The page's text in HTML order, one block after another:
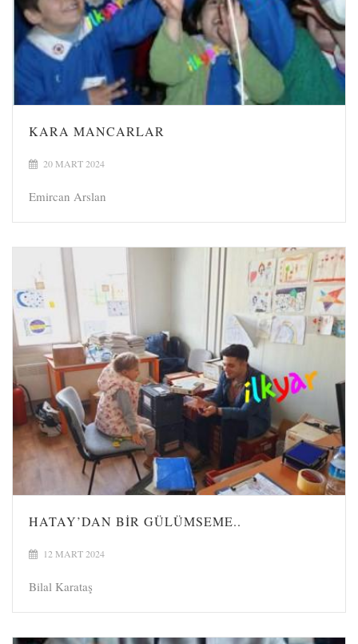
KARA MANCARLAR
20 MART 2024
Emircan Arslan
HATAY’DAN BİR GÜLÜMSEME..
12 MART 2024
Bilal Karataş